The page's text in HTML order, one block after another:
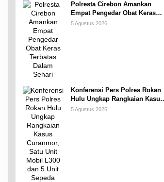
Polresta Cirebon Amankan
Empat Pengedar Obat Keras
Terbatas Dalam Sehari
5 Agustus 2026
Konferensi Pers Polres Rokan
Hulu Ungkap Rangkaian Kasus
Curanmor, Satu Unit Mobil L300
5 Agustus 2026